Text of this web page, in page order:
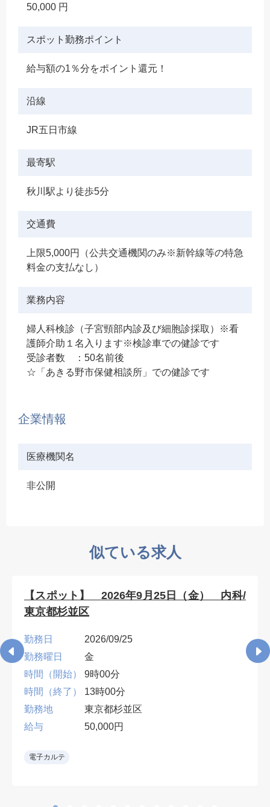
50,000 円
スポット勤務ポイント
給与額の1％分をポイント還元！
沿線
JR五日市線
最寄駅
秋川駅より徒歩5分
交通費
上限5,000円（公共交通機関のみ※新幹線等の特急
料金の支払なし）
業務内容
婦人科検診（子宮頸部内診及び細胞診採取）※看
護師介助１名入ります※検診車での健診です
受診者数 ：50名前後
☆「あきる野市保健相談所」での健診です
企業情報
医療機関名
非公開
似ている求人
【スポット】 2026年9月25日（金） 内科/
東京都杉並区
勤務日
2026/09/25
勤務曜日
金
時間（開始）
9時00分
時間（終了）
13時00分
勤務地
東京都杉並区
給与
50,000円
電子カルテ